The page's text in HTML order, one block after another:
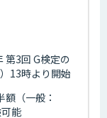
第3回 G検定の
13時より開始
（一般：
能